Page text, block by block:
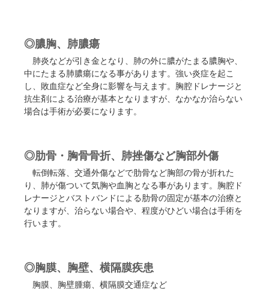
◎膿胸、肺膿瘍
肺炎などが引き金となり、肺の外に膿がたまる膿胸や、
中にたまる肺膿瘍になる事があります。強い炎症を起こ
し、敗血症など全身に影響を与えます。胸腔ドレナージと
抗生剤による治療が基本となりますが、なかなか治らない
場合は手術が必要になります。
◎肋骨・胸骨骨折、肺挫傷など胸部外傷
転倒転落、交通外傷などで肋骨など胸部の骨が折れた
り、肺が傷ついて気胸や血胸となる事があります。胸腔ド
レナージとバストバンドによる肋骨の固定が基本の治療と
なりますが、治らない場合や、程度がひどい場合は手術を
行います。
◎胸膜、胸壁、横隔膜疾患
胸膜、胸壁腫瘍、横隔膜交通症など